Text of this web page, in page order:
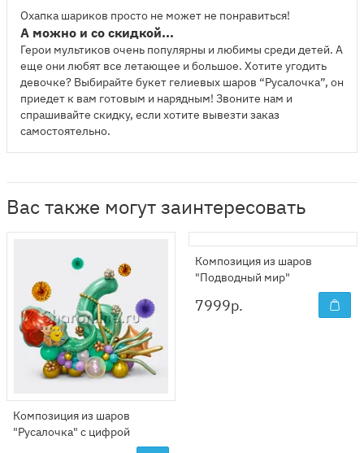
Охапка шариков просто не может не понравиться!
А можно и со скидкой...
Герои мультиков очень популярны и любимы среди детей. А
еще они любят все летающее и большое. Хотите угодить
девочке? Выбирайте букет гелиевых шаров “Русалочка”, он
приедет к вам готовым и нарядным! Звоните нам и
спрашивайте скидку, если хотите вывезти заказ
самостоятельно.
Вас также могут заинтересовать
Композиция из шаров
"Русалочка" с цифрой
Композиция из шаров
"Подводный мир"
7999р.